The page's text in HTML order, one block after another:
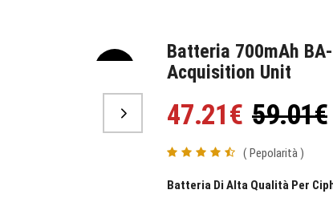
Batteria 700mAh
Acquisition Unit
47.21€ 59.01€
( Pepolarità )
Batteria Di Alta Qualità Per